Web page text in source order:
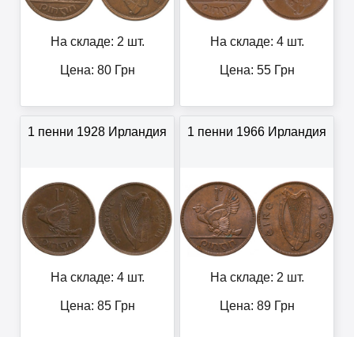
На складе: 2 шт.
Цена: 80Грн
На складе: 4 шт.
Цена: 55Грн
1 пенни 1928 Ирландия
На складе: 4 шт.
Цена: 85Грн
1 пенни 1966 Ирландия
На складе: 2 шт.
Цена: 89Грн